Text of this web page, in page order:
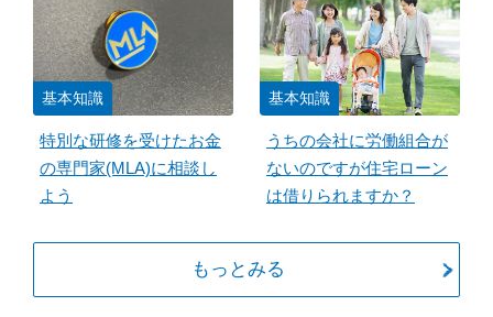
基本知識
特別な研修を受けたお金
の専門家(MLA)に相談し
よう
基本知識
うちの会社に労働組合が
ないのですが住宅ローン
は借りられますか？
もっとみる